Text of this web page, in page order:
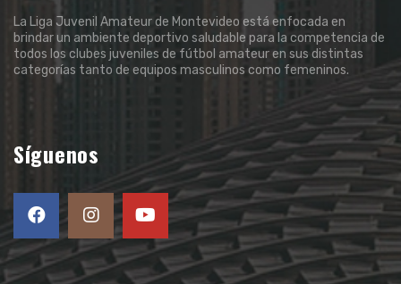
La Liga Juvenil Amateur de Montevideo está enfocada en
brindar un ambiente deportivo saludable para la competencia de
todos los clubes juveniles de fútbol amateur en sus distintas
categorías tanto de equipos masculinos como femeninos.
Síguenos